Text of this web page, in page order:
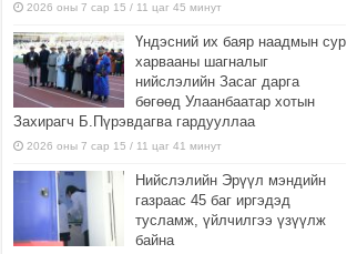
2026 оны 7 сар 15 / 11 цаг 45 минут
Үндэсний их баяр наадмын сур
харвааны шагналыг
нийслэлийн Засаг дарга
бөгөөд Улаанбаатар хотын
Захирагч Б.Пүрэвдагва гардууллаа
2026 оны 7 сар 15 / 11 цаг 41 минут
Нийслэлийн Эрүүл мэндийн
газраас 45 баг иргэдэд
тусламж, үйлчилгээ үзүүлж
байна